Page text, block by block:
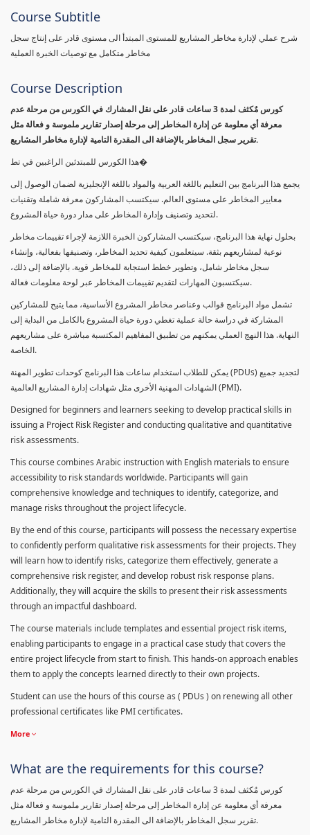
Course Subtitle
شرح عملي لإدارة مخاطر المشاريع للمستوى المبتدأ الى مستوى قادر على إنتاج سجل
مخاطر متكامل مع توصيات الخبرة العملية
Course Description
كورس مٌكثف لمدة 3 ساعات قادر على نقل المشارك في الكورس من مرحلة عدم
معرفة أي معلومة عن إدارة المخاطر إلى مرحلة إصدار تقارير ملموسة و فعالة مثل
تقرير سجل المخاطر بالإضافة الى المقدرة التامية لإدارة مخاطر المشاريع.
هذا الكورس للمبتدئين الراغبين في تط�
يجمع هذا البرنامج بين التعليم باللغة العربية والمواد باللغة الإنجليزية لضمان الوصول إلى
معايير المخاطر على مستوى العالم. سيكتسب المشاركون معرفة شاملة وتقنيات
لتحديد وتصنيف وإدارة المخاطر على مدار دورة حياة المشروع.
بحلول نهاية هذا البرنامج، سيكتسب المشاركون الخبرة اللازمة لإجراء تقييمات مخاطر
نوعية لمشاريعهم بثقة. سيتعلمون كيفية تحديد المخاطر، وتصنيفها بفعالية، وإنشاء
سجل مخاطر شامل، وتطوير خطط استجابة للمخاطر قوية. بالإضافة إلى ذلك،
سيكتسبون المهارات لتقديم تقييمات المخاطر عبر لوحة معلومات فعالة.
تشمل مواد البرنامج قوالب وعناصر مخاطر المشروع الأساسية، مما يتيح للمشاركين
المشاركة في دراسة حالة عملية تغطي دورة حياة المشروع بالكامل من البداية إلى
النهاية. هذا النهج العملي يمكنهم من تطبيق المفاهيم المكتسبة مباشرة على مشاريعهم
الخاصة.
يمكن للطلاب استخدام ساعات هذا البرنامج كوحدات تطوير المهنة (PDUs) لتجديد جميع
الشهادات المهنية الأخرى مثل شهادات إدارة المشاريع العالمية (PMI).
Designed for beginners and learners seeking to develop practical skills in
issuing a Project Risk Register and conducting qualitative and quantitative
risk assessments.
This course combines Arabic instruction with English materials to ensure
accessibility to risk standards worldwide. Participants will gain
comprehensive knowledge and techniques to identify, categorize, and
manage risks throughout the project lifecycle.
By the end of this course, participants will possess the necessary expertise
to confidently perform qualitative risk assessments for their projects. They
will learn how to identify risks, categorize them effectively, generate a
comprehensive risk register, and develop robust risk response plans.
Additionally, they will acquire the skills to present their risk assessments
through an impactful dashboard.
The course materials include templates and essential project risk items,
enabling participants to engage in a practical case study that covers the
entire project lifecycle from start to finish. This hands-on approach enables
them to apply the concepts learned directly to their own projects.
Student can use the hours of this course as ( PDUs ) on renewing all other
professional certificates like PMI certificates.
More
What are the requirements for this course?
كورس مٌكثف لمدة 3 ساعات قادر على نقل المشارك في الكورس من مرحلة عدم
معرفة أي معلومة عن إدارة المخاطر إلى مرحلة إصدار تقارير ملموسة و فعالة مثل
تقرير سجل المخاطر بالإضافة الى المقدرة التامية لإدارة مخاطر المشاريع.